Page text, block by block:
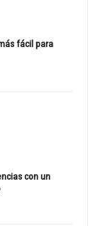
fácil para
con un